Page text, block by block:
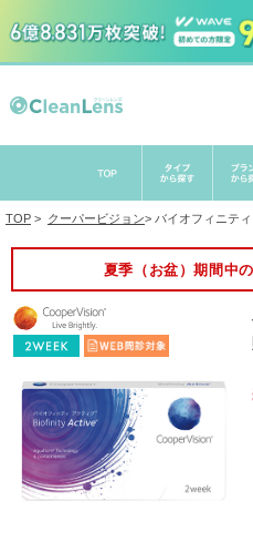
TOP > クーパービジョン> バイオフィニテ
夏季（お盆）期間中